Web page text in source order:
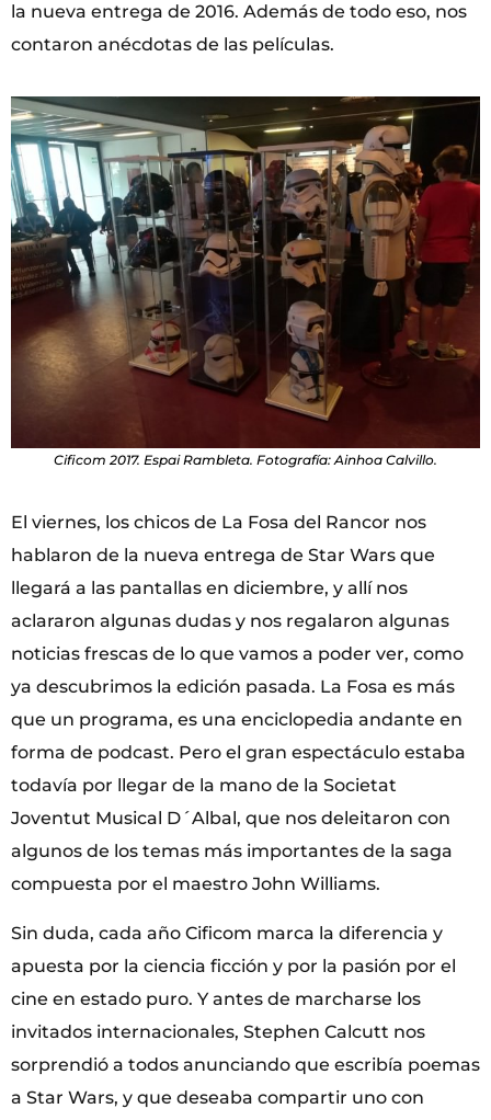
la nueva entrega de 2016. Además de todo eso, nos
contaron anécdotas de las películas.
Cificom 2017. Espai Rambleta. Fotografía: Ainhoa Calvillo.
El viernes, los chicos de La Fosa del Rancor nos
hablaron de la nueva entrega de Star Wars que
llegará a las pantallas en diciembre, y allí nos
aclararon algunas dudas y nos regalaron algunas
noticias frescas de lo que vamos a poder ver, como
ya descubrimos la edición pasada. La Fosa es más
que un programa, es una enciclopedia andante en
forma de podcast. Pero el gran espectáculo estaba
todavía por llegar de la mano de la Societat
Joventut Musical D´Albal, que nos deleitaron con
algunos de los temas más importantes de la saga
compuesta por el maestro John Williams.
Sin duda, cada año Cificom marca la diferencia y
apuesta por la ciencia ficción y por la pasión por el
cine en estado puro. Y antes de marcharse los
invitados internacionales, Stephen Calcutt nos
sorprendió a todos anunciando que escribía poemas
a Star Wars, y que deseaba compartir uno con